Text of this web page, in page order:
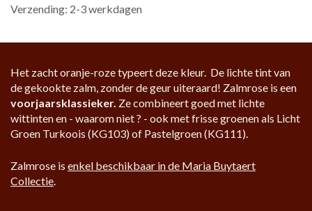
Verzending: 2-3 werkdagen
Het zacht oranje-roze typeert deze kleur. De lichte tint van
de gekookte zalm, zonder de geur uiteraard! Zalmrose is een
voorjaarsklassieker. Ze combineert goed met lichte
wittinten en - waarom niet ? - ook met frisse groenen als Licht
Groen Turkoois (KG103) of Pastelgroen (KG111).
Zalmrose is enkel beschikbaar in de Maria Buytaert
Collectie.